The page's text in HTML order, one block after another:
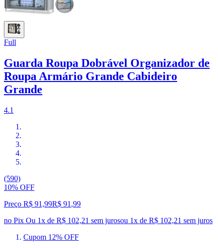
Full
Guarda Roupa Dobrável Organizador de
Roupa Armário Grande Cabideiro
Grande
4.1
(590)
10% OFF
Preço R$ 91,99R$ 91 ,99
no Pix Ou 1x de R$ 102,21 sem jurosou 1x de R$ 102,21 sem juros
Cupom 12% OFF